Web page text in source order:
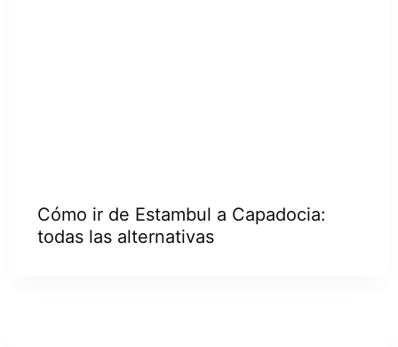
Cómo ir de Estambul a Capadocia:
todas las alternativas